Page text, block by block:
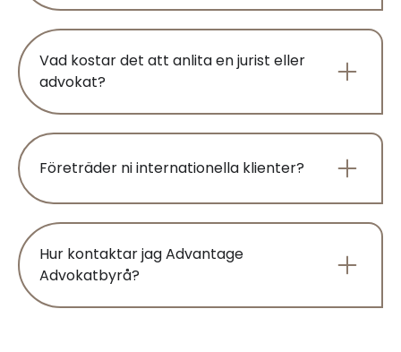
Vad kostar det att anlita en jurist eller
advokat?
Företräder ni internationella klienter?
Hur kontaktar jag Advantage
Advokatbyrå?